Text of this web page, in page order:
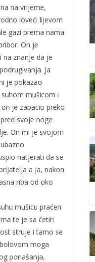
na vrijeme,
loveći lijevom
gazi prema nama
On je
znanje da je
Ja
je pokazao
mušicom i
je zabacio preko
svoje noge
On mi je svojom
natjerati da se
a ja, nakon
riba od oko
mušicu praćen
te je sa četiri
struje i tamo se
moga
ponašanja,